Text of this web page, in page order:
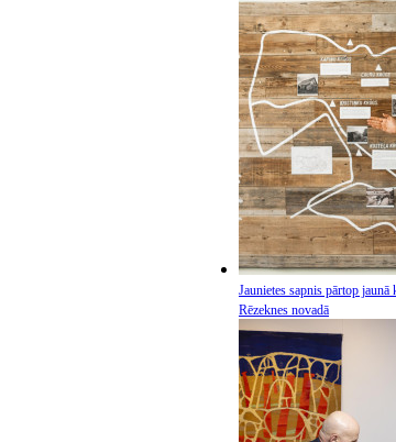
Jaunietes sapnis pārtop
Rēzeknes novadā